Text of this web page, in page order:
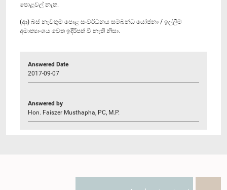
පොළවල් නැත.
(ආ) බස් නැවතුම් පොළ සංවර්ධනය සම්බන්ධ යෝජනා / ඉල්ලීම්
අමාත්‍යාංශය වෙත ඉදිරිපත් වී නැති නිසා.
Answered Date
2017-09-07
Answered by
Hon. Faiszer Musthapha, PC, M.P.